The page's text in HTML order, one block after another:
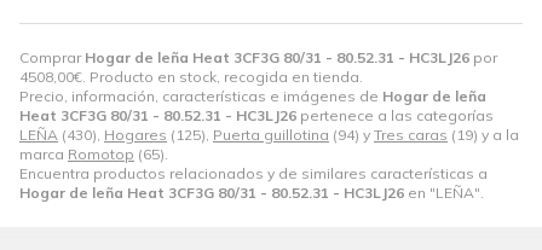
Comprar Hogar de leña Heat 3CF3G 80/31 - 80.52.31 - HC3LJ26 por
4508,00€ . Producto en stock, recogida en tienda.
Precio, información, características e imágenes de Hogar de leña
Heat 3CF3G 80/31 - 80.52.31 - HC3LJ26 pertenece a las categorías
LEÑA (430), Hogares (125), Puerta guillotina (94) y Tres caras (19) y a la
marca Romotop (65).
Encuentra productos relacionados y de similares características a
Hogar de leña Heat 3CF3G 80/31 - 80.52.31 - HC3LJ26 en "LEÑA".